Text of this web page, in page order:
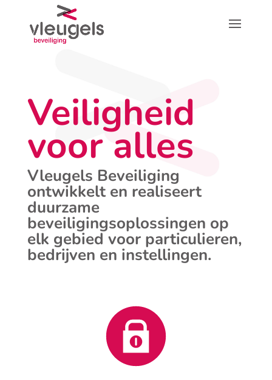
Veiligheid
voor alles
Vleugels Beveiliging
ontwikkelt en realiseert
duurzame
beveiligingsoplossingen op
elk gebied voor particulieren,
bedrijven en instellingen.